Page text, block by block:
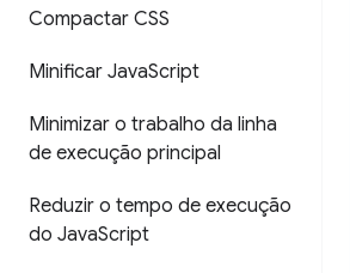
Compactar CSS
Minificar JavaScript
Minimizar o trabalho da linha
de execução principal
Reduzir o tempo de execução
do JavaScript